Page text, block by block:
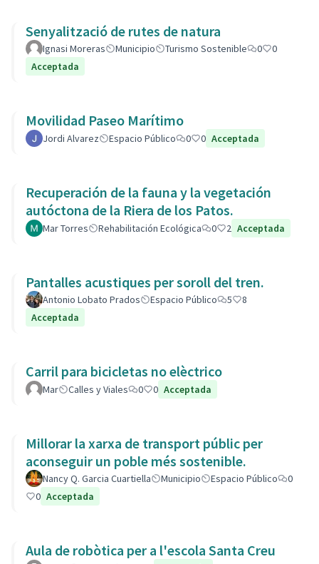
Senyalització de rutes de natura
Ignasi Moreras Municipio Turismo Sostenible 0
0
Acceptada
Movilidad Paseo Marítimo
Jordi Alvarez Espacio Público 0 0 Acceptada
Recuperación de la fauna y la vegetación
autóctona de la Riera de los Patos.
Mar Torres Rehabilitación Ecológica 0 2 Acceptada
Pantalles acustiques per soroll del tren.
Antonio Lobato Prados Espacio Público 5
8
Acceptada
Carril para bicicletas no elèctrico
Mar Calles y Viales 0 0 Acceptada
Millorar la xarxa de transport públic per
aconseguir un poble més sostenible.
Nancy Q. Garcia Cuartiella Municipio Espacio Público
0
0 Acceptada
Aula de robòtica per a l'escola Santa Creu